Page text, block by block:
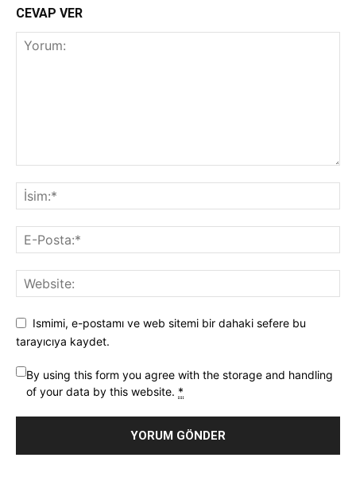
CEVAP VER
Ismimi, e-postamı ve web sitemi bir dahaki sefere bu
tarayıcıya kaydet.
By using this form you agree with the storage and handling
of your data by this website. *